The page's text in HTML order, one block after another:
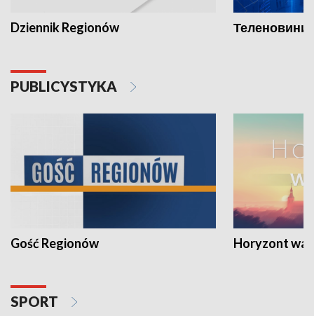
Dziennik Regionów Теленовини
PUBLICYSTYKA
Gość Regionów Horyzont
SPORT